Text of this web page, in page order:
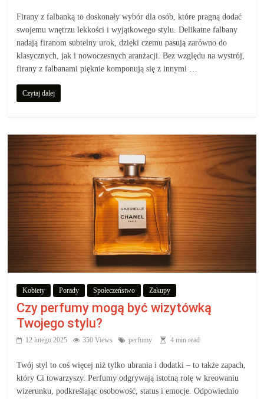
Firany z falbanką to doskonały wybór dla osób, które pragną dodać
swojemu wnętrzu lekkości i wyjątkowego stylu. Delikatne falbany
nadają firanom subtelny urok, dzięki czemu pasują zarówno do
klasycznych, jak i nowoczesnych aranżacji. Bez względu na wystrój,
firany z falbanami pięknie komponują się z innymi …
Czytaj dalej
Kobiety Porady Społeczeństwo Zakupy
Czy perfumy mogą być wizytówką
Twojego stylu?
12 lutego 2025 350 Views perfumy 4 min read
Twój styl to coś więcej niż tylko ubrania i dodatki – to także zapach,
który Ci towarzyszy. Perfumy odgrywają istotną rolę w kreowaniu
wizerunku, podkreślając osobowość, status i emocje. Odpowiednio